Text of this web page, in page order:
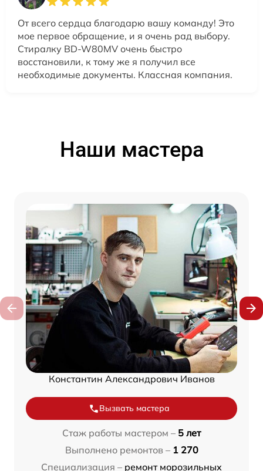
От всего сердца благодарю вашу команду! Это
мое первое обращение, и я очень рад выбору.
Стиралку BD-W80MV очень быстро
восстановили, к тому же я получил все
необходимые документы. Классная компания.
Наши мастера
Константин Александрович Иванов
Вызвать мастера
Стаж работы мастером – 5 лет
Выполнено ремонтов – 1 270
Специализация – ремонт морозильных